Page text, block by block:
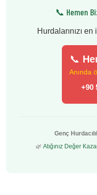
📞 Hemen
Hurdalarınızı
📞
Anında
+90
Genç
🌿 Atığınız Değer